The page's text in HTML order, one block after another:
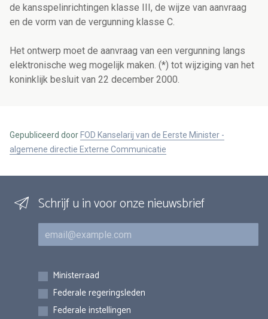
de kansspelinrichtingen klasse III, de wijze van aanvraag
en de vorm van de vergunning klasse C.
Het ontwerp moet de aanvraag van een vergunning langs
elektronische weg mogelijk maken. (*) tot wijziging van het
koninklijk besluit van 22 december 2000.
Gepubliceerd door FOD Kanselarij van de Eerste Minister -
algemene directie Externe Communicatie
Schrijf u in voor onze nieuwsbrief
E-mail
Inschrijvingen
Ministerraad
Federale regeringsleden
Federale instellingen